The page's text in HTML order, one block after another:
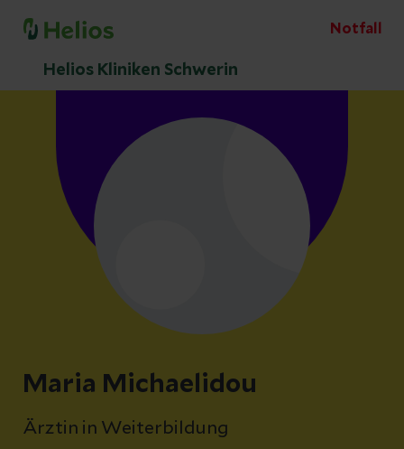
Notfall
Helios Kliniken Schwerin
Maria Michaelidou
Ärztin in Weiterbildung